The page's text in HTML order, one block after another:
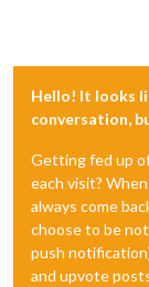
Hello! It looks
conversation,
Getting fed up
each visit?
always come
choose to be
push
and upvote